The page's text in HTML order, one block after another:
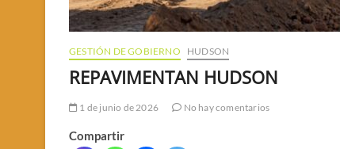
GESTIÓN DE GOBIERNO HUDSON
REPAVIMENTAN HUDSON
1 de junio de 2026 No hay comentarios
Compartir